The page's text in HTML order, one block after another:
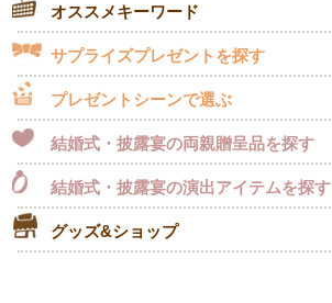
オススメキーワード
サプライズプレゼント を探す
プレゼントシーンで選ぶ
結婚式・披露宴の両親贈呈品を探す
結婚式・披露宴の演出アイテムを探す
グッズ&ショップ